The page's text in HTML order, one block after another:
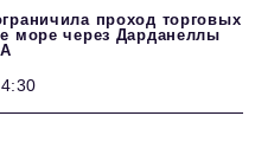
проход торговых
море через Дарданеллы